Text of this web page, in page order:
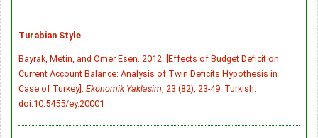
Turabian Style
Bayrak, Metin, and Omer Esen. 2012. [Effects of Budget Deficit on
Current Account Balance: Analysis of Twin Deficits Hypothesis in
Case of Turkey]. Ekonomik Yaklasim , 23 (82), 23-49. Turkish.
doi:10.5455/ey.20001